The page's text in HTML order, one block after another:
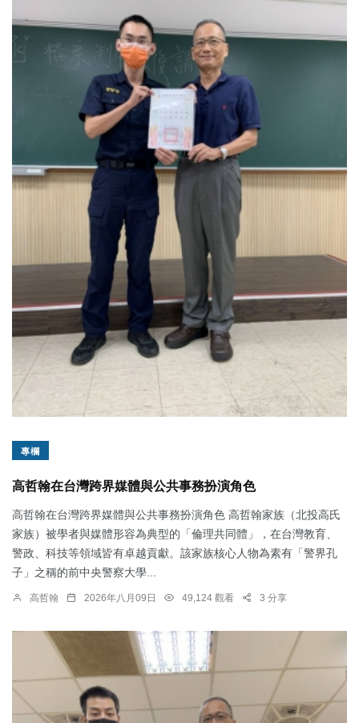
專欄
高哲翰在台灣跨界媒體與公共事務扮演角色
高哲翰在台灣跨界媒體與公共事務扮演角色 高哲翰家族（北投高氏
家族）被學者與媒體形容為典型的「倫理共同體」，在台灣教育、
警政、科技等領域皆有卓越貢獻。該家族核心人物為素有「警界孔
子」之稱的前中央警察大學...
高哲翰 2026年八月09日 49,124 觀看 3 分享